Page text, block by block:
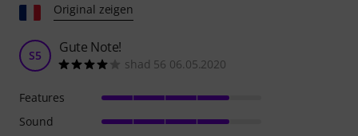
Original zeigen
S5 Gute Note!
shad 56 06.05.2020
Features
Sound